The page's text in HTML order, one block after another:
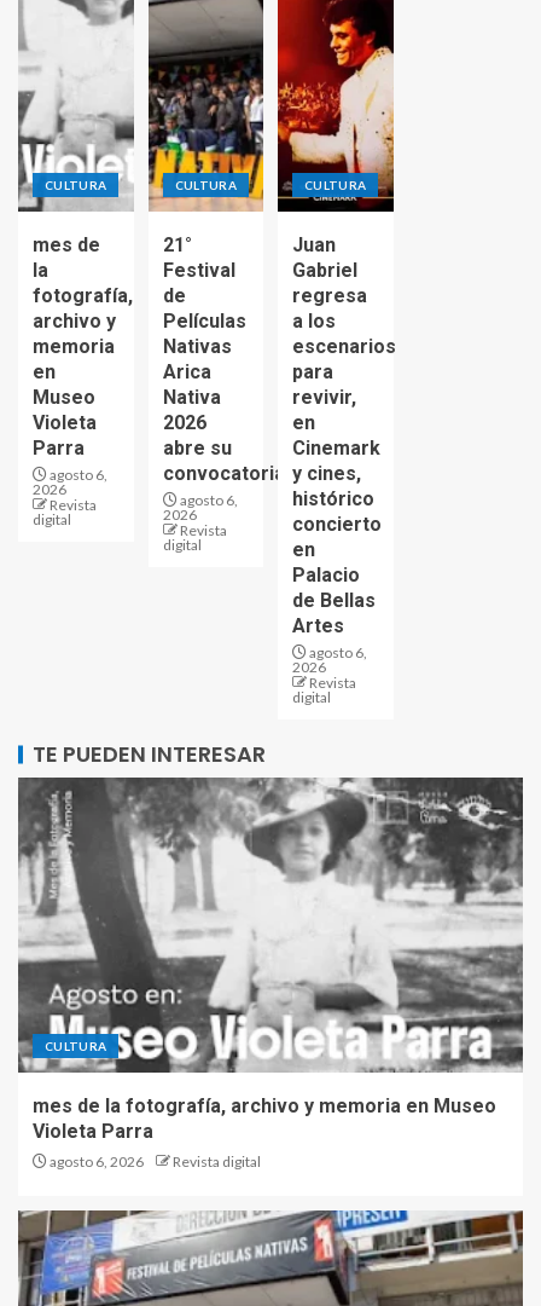
CULTURA
mes de
la
fotografía,
archivo y
memoria
en
Museo
Violeta
Parra
agosto 6,
2026
Revista
digital
CULTURA
21°
Festival
de
Películas
Nativas
Arica
Nativa
2026
abre su
convocatoria
agosto 6,
2026
Revista
digital
CULTURA
Juan
Gabriel
regresa
a los
escenarios
para
revivir,
en
Cinemark
y cines,
histórico
concierto
en
Palacio
de Bellas
Artes
agosto 6,
2026
Revista
digital
TE PUEDEN INTERESAR
CULTURA
mes de la fotografía, archivo y memoria en Museo
Violeta Parra
agosto 6, 2026 Revista digital